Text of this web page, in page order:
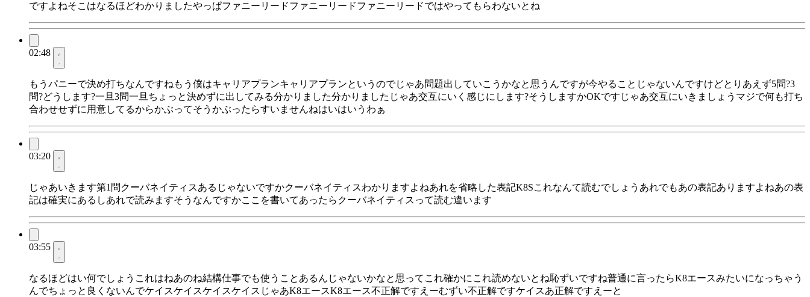
ですよねそこはなるほどわかりましたやっぱファニーリードファニーリードファニーリードではやってもらわないとね
02:48
もうパニーで決め打ちなんですねもう僕はキャリアプランキャリアプランというのでじゃあ問題出していこうかなと思うんですが今やることじゃないんですけどとりあえず5問?3
問?どうします?一旦3問一旦ちょっと決めずに出してみる分かりました分かりましたじゃあ交互にいく感じにします?そうしますかOKですじゃあ交互にいきましょうマジで何も打ち
合わせせずに用意してるからかぶってそうかぶったらすいませんねはいはいうわぁ
03:20
じゃあいきます第1問クーバネイティスあるじゃないですかクーバネイティスわかりますよねあれを省略した表記K8Sこれなんて読むでしょうあれでもあの表記ありますよねあの表
記は確実にあるしあれで読みますそうなんですかここを書いてあったらクーバネイティスって読む違います
03:55
なるほどはい何でしょうこれはねあのね結構仕事でも使うことあるんじゃないかなと思ってこれ確かにこれ読めないとね恥ずいですね普通に言ったらK8エースみたいになっちゃう
んでちょっと良くないんでケイスケイスケイスケイスじゃあK8エースK8エース不正解ですえーむずい不正解ですケイスあ正解ですえーと